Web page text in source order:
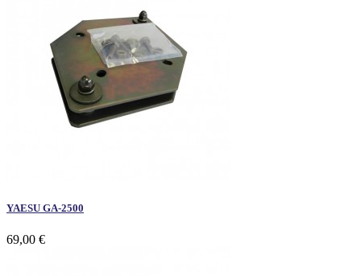
YAESU GA-2500
69,00 €